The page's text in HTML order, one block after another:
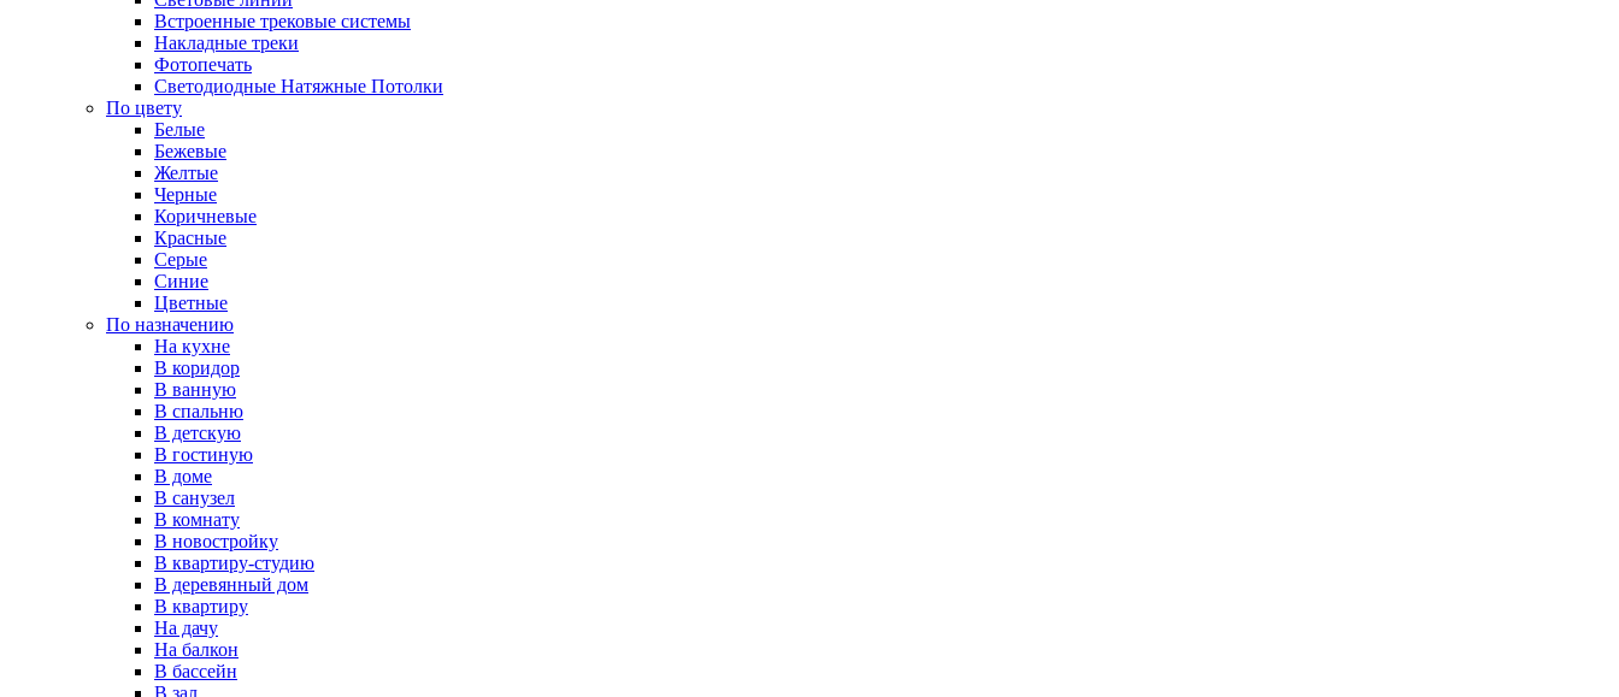
Встроенные трековые системы
Накладные треки
Фотопечать
Светодиодные Натяжные Потолки
По цвету
Белые
Бежевые
Желтые
Черные
Коричневые
Красные
Серые
Синие
Цветные
По назначению
На кухне
В коридор
В ванную
В спальню
В детскую
В гостиную
В доме
В санузел
В комнату
В новостройку
В квартиру-студию
В деревянный дом
В квартиру
На дачу
На балкон
В бассейн
В зал